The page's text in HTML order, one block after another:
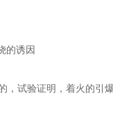
的诱因
，试验证明，着火的引